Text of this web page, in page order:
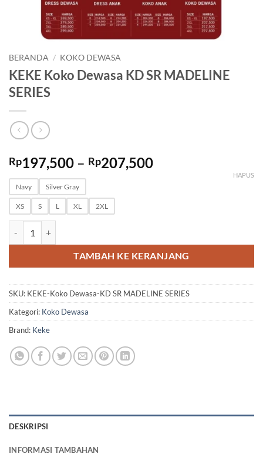
BERANDA / KOKO DEWASA
KEKE Koko Dewasa KD SR MADELINE
SERIES
Rp197,500 – Rp207,500Rentang
Navy Silver Gray
XS S L XL 2XL
HAPUS
TAMBAH KE KERANJANG
SKU: KEKE-Koko Dewasa-KD SR MADELINE SERIES
Kategori: Koko Dewasa
Brand: Keke
DESKRIPSI
INFORMASI TAMBAHAN